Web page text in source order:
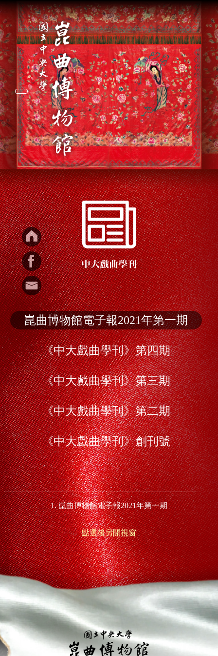
Toggle navigation
中大戲曲學刊
崑曲博物館電子報2021年第一期
《中大戲曲學刊》第四期
《中大戲曲學刊》第三期
《中大戲曲學刊》第二期
《中大戲曲學刊》創刊號
1. 崑曲博物館電子報2021年第一期
點選後另開視窗